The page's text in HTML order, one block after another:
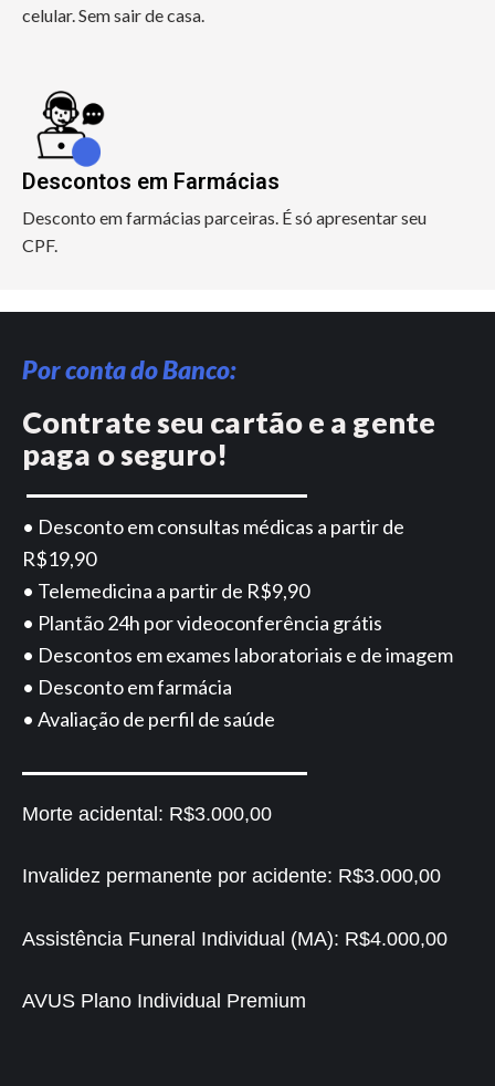
celular. Sem sair de casa.
Descontos em Farmácias
Desconto em farmácias parceiras. É só apresentar seu
CPF.
Por conta do Banco:
Contrate seu cartão e a gente
paga o seguro!
• Desconto em consultas médicas a partir de
R$19,90
• Telemedicina a partir de R$9,90
• Plantão 24h por videoconferência grátis
• Descontos em exames laboratoriais e de imagem
• Desconto em farmácia
• Avaliação de perfil de saúde
Morte acidental: R$3.000,00
Invalidez permanente por acidente: R$3.000,00
Assistência Funeral Individual (MA): R$4.000,00
AVUS Plano Individual Premium